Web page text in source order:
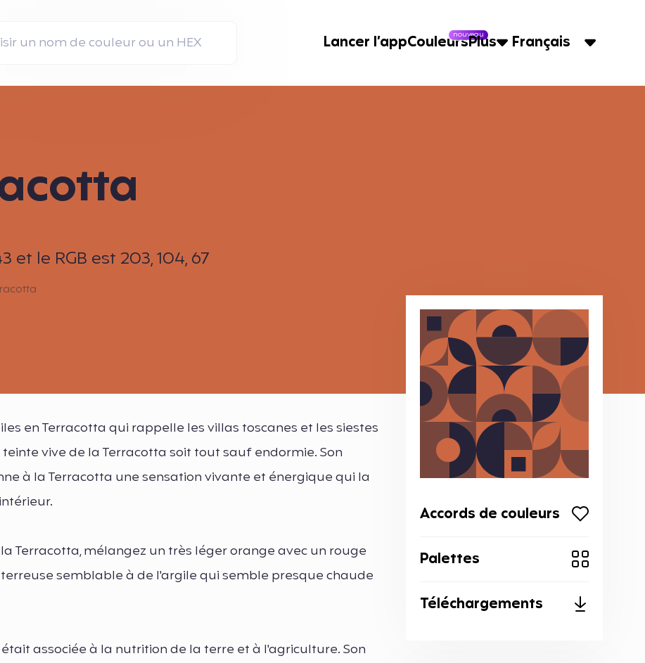
Lancer l’appCouleursnouveauPlus Français
et le RGB est 203, 104, 67
en Terracotta qui rappelle les villas toscanes et les siestes
vive de la Terracotta soit tout sauf endormie. Son
à la Terracotta une sensation vivante et énergique qui la
Terracotta, mélangez un très léger orange avec un rouge
semblable à de l'argile qui semble presque chaude
associée à la nutrition de la terre et à l'agriculture. Son
Accords de couleurs
Palettes
Téléchargements